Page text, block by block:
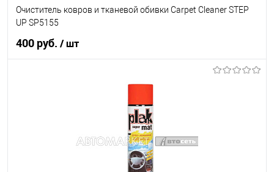
Очиститель ковров и тканевой обивки Carpet Cleaner STEP
UP SP5155
400 руб. / шт